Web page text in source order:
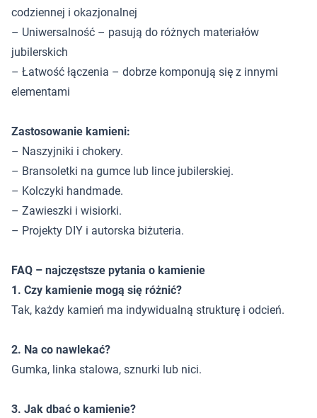
codziennej i okazjonalnej
– Uniwersalność – pasują do różnych materiałów
jubilerskich
– Łatwość łączenia – dobrze komponują się z innymi
elementami
Zastosowanie kamieni:
– Naszyjniki i chokery.
– Bransoletki na gumce lub lince jubilerskiej.
– Kolczyki handmade.
– Zawieszki i wisiorki.
– Projekty DIY i autorska biżuteria.
FAQ – najczęstsze pytania o kamienie
1. Czy kamienie mogą się różnić?
Tak, każdy kamień ma indywidualną strukturę i odcień.
2. Na co nawlekać?
Gumka, linka stalowa, sznurki lub nici.
3. Jak dbać o kamienie?